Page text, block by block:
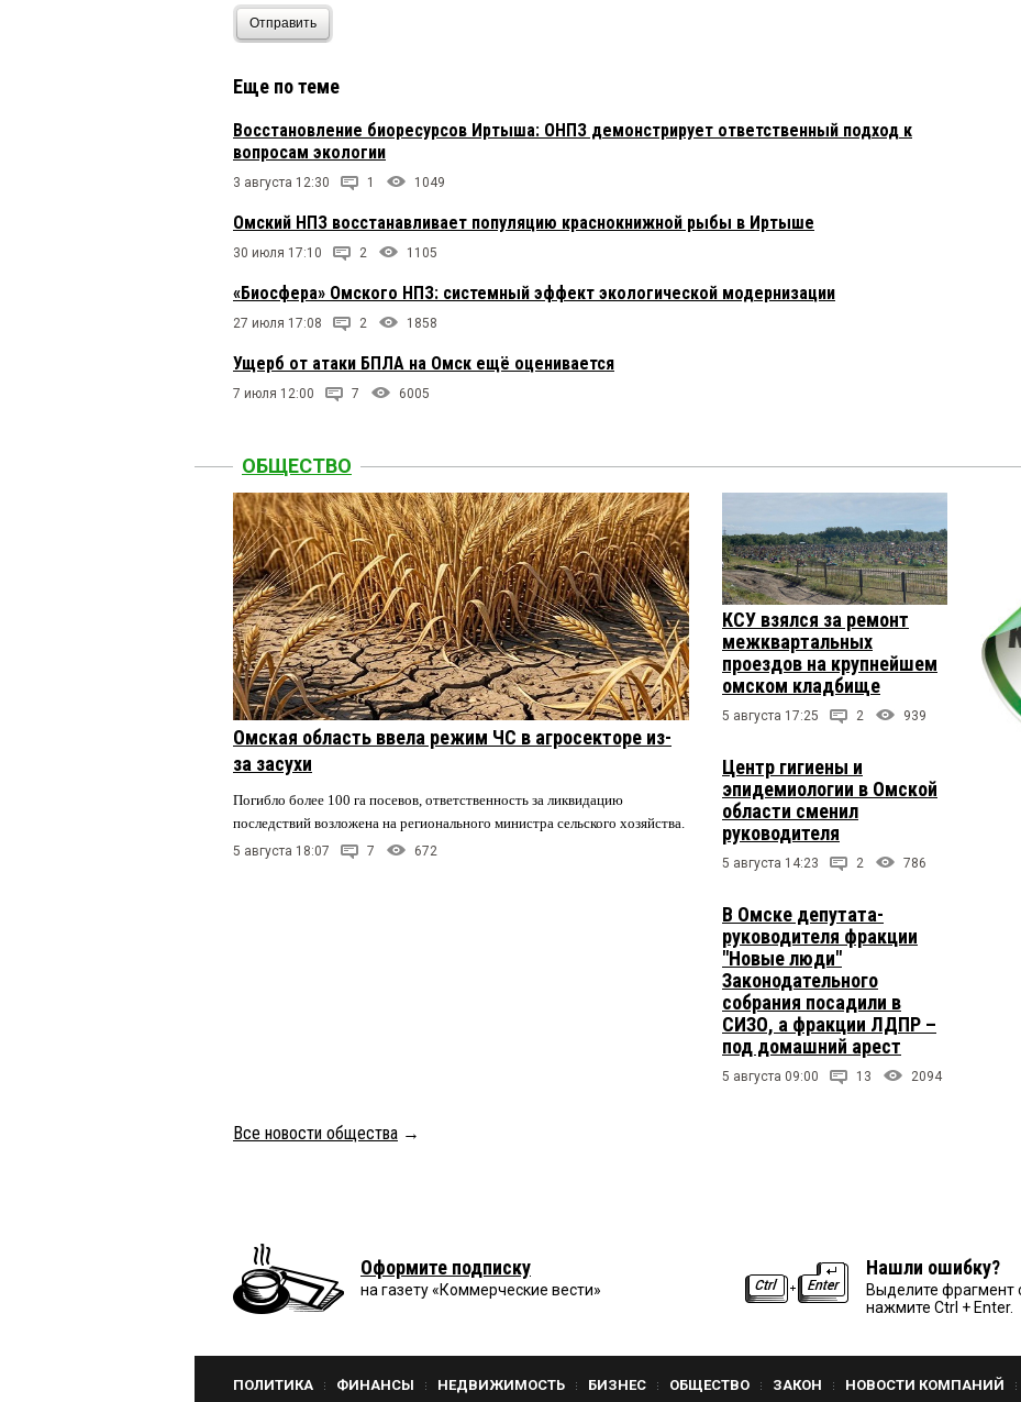
Отправить
Еще по теме
Восстановление биоресурсов Иртыша: ОНПЗ демонстрирует ответственный подход к
вопросам экологии
3 августа 12:30 1 1049
Омский НПЗ восстанавливает популяцию краснокнижной рыбы в Иртыше
30 июля 17:10 2 1105
«Биосфера» Омского НПЗ: системный эффект экологической модернизации
27 июля 17:08 2 1858
Ущерб от атаки БПЛА на Омск ещё оценивается
7 июля 12:00 7 6005
ОБЩЕСТВО
Омская область ввела режим ЧС в агросекторе из-
за засухи
Погибло более 100 га посевов, ответственность за ликвидацию
последствий возложена на регионального министра сельского хозяйства.
5 августа 18:07 7 672
КСУ взялся за ремонт
межквартальных
проездов на крупнейшем
омском кладбище
5 августа 17:25 2 939
Центр гигиены и
эпидемиологии в Омской
области сменил
руководителя
5 августа 14:23 2 786
В Омске депутата-
руководителя фракции
"Новые люди"
Законодательного
собрания посадили в
СИЗО, а фракции ЛДПР –
под домашний арест
5 августа 09:00 13 2094
Все новости общества →
Оформите подписку
на газету «Коммерческие вести»
Нашли ошибку?
Выделите фрагмент
нажмите Ctrl + Enter.
ПОЛИТИКА ФИНАНСЫ НЕДВИЖИМОСТЬ БИЗНЕС ОБЩЕСТВО ЗАКОН НОВОСТИ КОМПАНИЙ